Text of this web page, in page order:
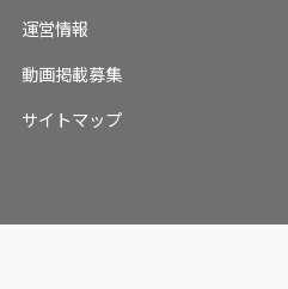
運営情報
動画掲載募集
サイトマップ